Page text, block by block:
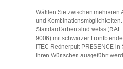
Wählen Sie zwischen mehreren
und Kombinationsmöglichkeiten.
Standardfarben sind weiss
9006) mit schwarzer
ITEC Rednerpult PRESENCE in
Ihren Wünschen ausgeführt